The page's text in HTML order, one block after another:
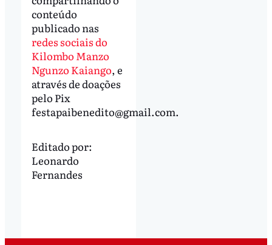
conteúdo
publicado nas
redes sociais do
Kilombo Manzo
Ngunzo Kaiango, e
através de doações
pelo Pix
festapaibenedito@gmail.com.
Editado por:
Leonardo
Fernandes